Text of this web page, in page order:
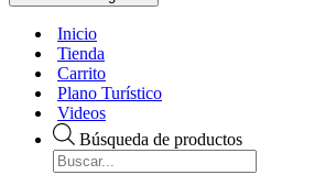
Inicio
Tienda
Carrito
Plano Turístico
Videos
Búsqueda de productos